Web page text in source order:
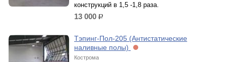
конструкций в 1,5 -1,8 раза.
13 000 р.
Тэпинг-Пол-205 (Антистатические
наливные полы)
Кострома